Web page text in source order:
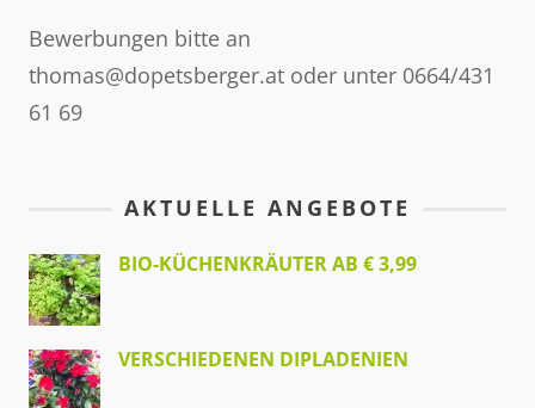
Bewerbungen bitte an
thomas@dopetsberger.at oder unter 0664/431
61 69
AKTUELLE ANGEBOTE
BIO-KÜCHENKRÄUTER AB € 3,99
VERSCHIEDENEN DIPLADENIEN